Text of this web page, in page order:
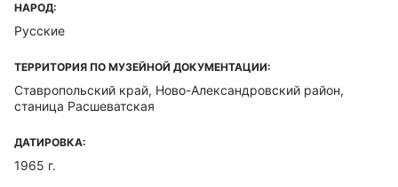
НАРОД:
Русские
ТЕРРИТОРИЯ ПО МУЗЕЙНОЙ ДОКУМЕНТАЦИИ:
Ставропольский край, Ново-Александровский район,
станица Расшеватская
ДАТИРОВКА:
1965 г.